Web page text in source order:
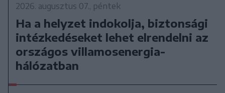
2026. augusztus 07., péntek
Ha a helyzet indokolja, biztonsági
intézkedéseket lehet elrendelni az
országos villamosenergia-
hálózatban